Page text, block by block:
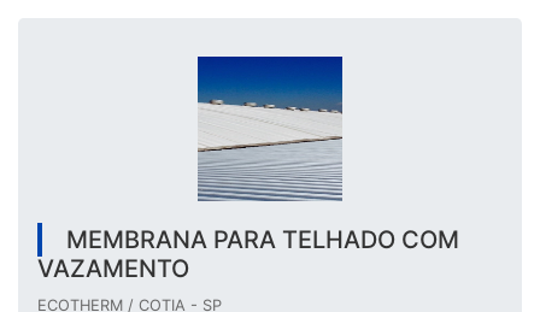
MEMBRANA PARA TELHADO COM
VAZAMENTO
ECOTHERM / COTIA - SP